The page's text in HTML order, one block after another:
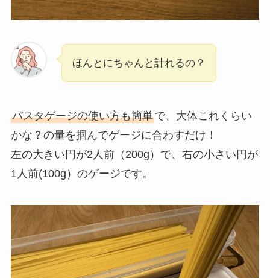
ほんとにちゃんと計れるの？
パスタゲージの使い方も簡単で、大体これくらい
かな？の量を掴んでゲージに合わすだけ！
左の大きい円が2人前（200g）で、右の小さい円が
1人前(100g）のゲージです。